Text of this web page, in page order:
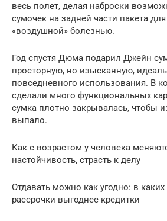
весь полет, делая наброски
сумочек на задней части пакета
«воздушной» болезнью.
Год спустя Дюма подарил Джейн
просторную, но изысканную,
повседневного использования. В
сделали много функциональных
сумка плотно закрывалась, чтобы
выпало.
Как с возрастом у человека
настойчивость, страсть к делу
Отдавать можно как угодно: в каких
рассрочки выгоднее кредитки